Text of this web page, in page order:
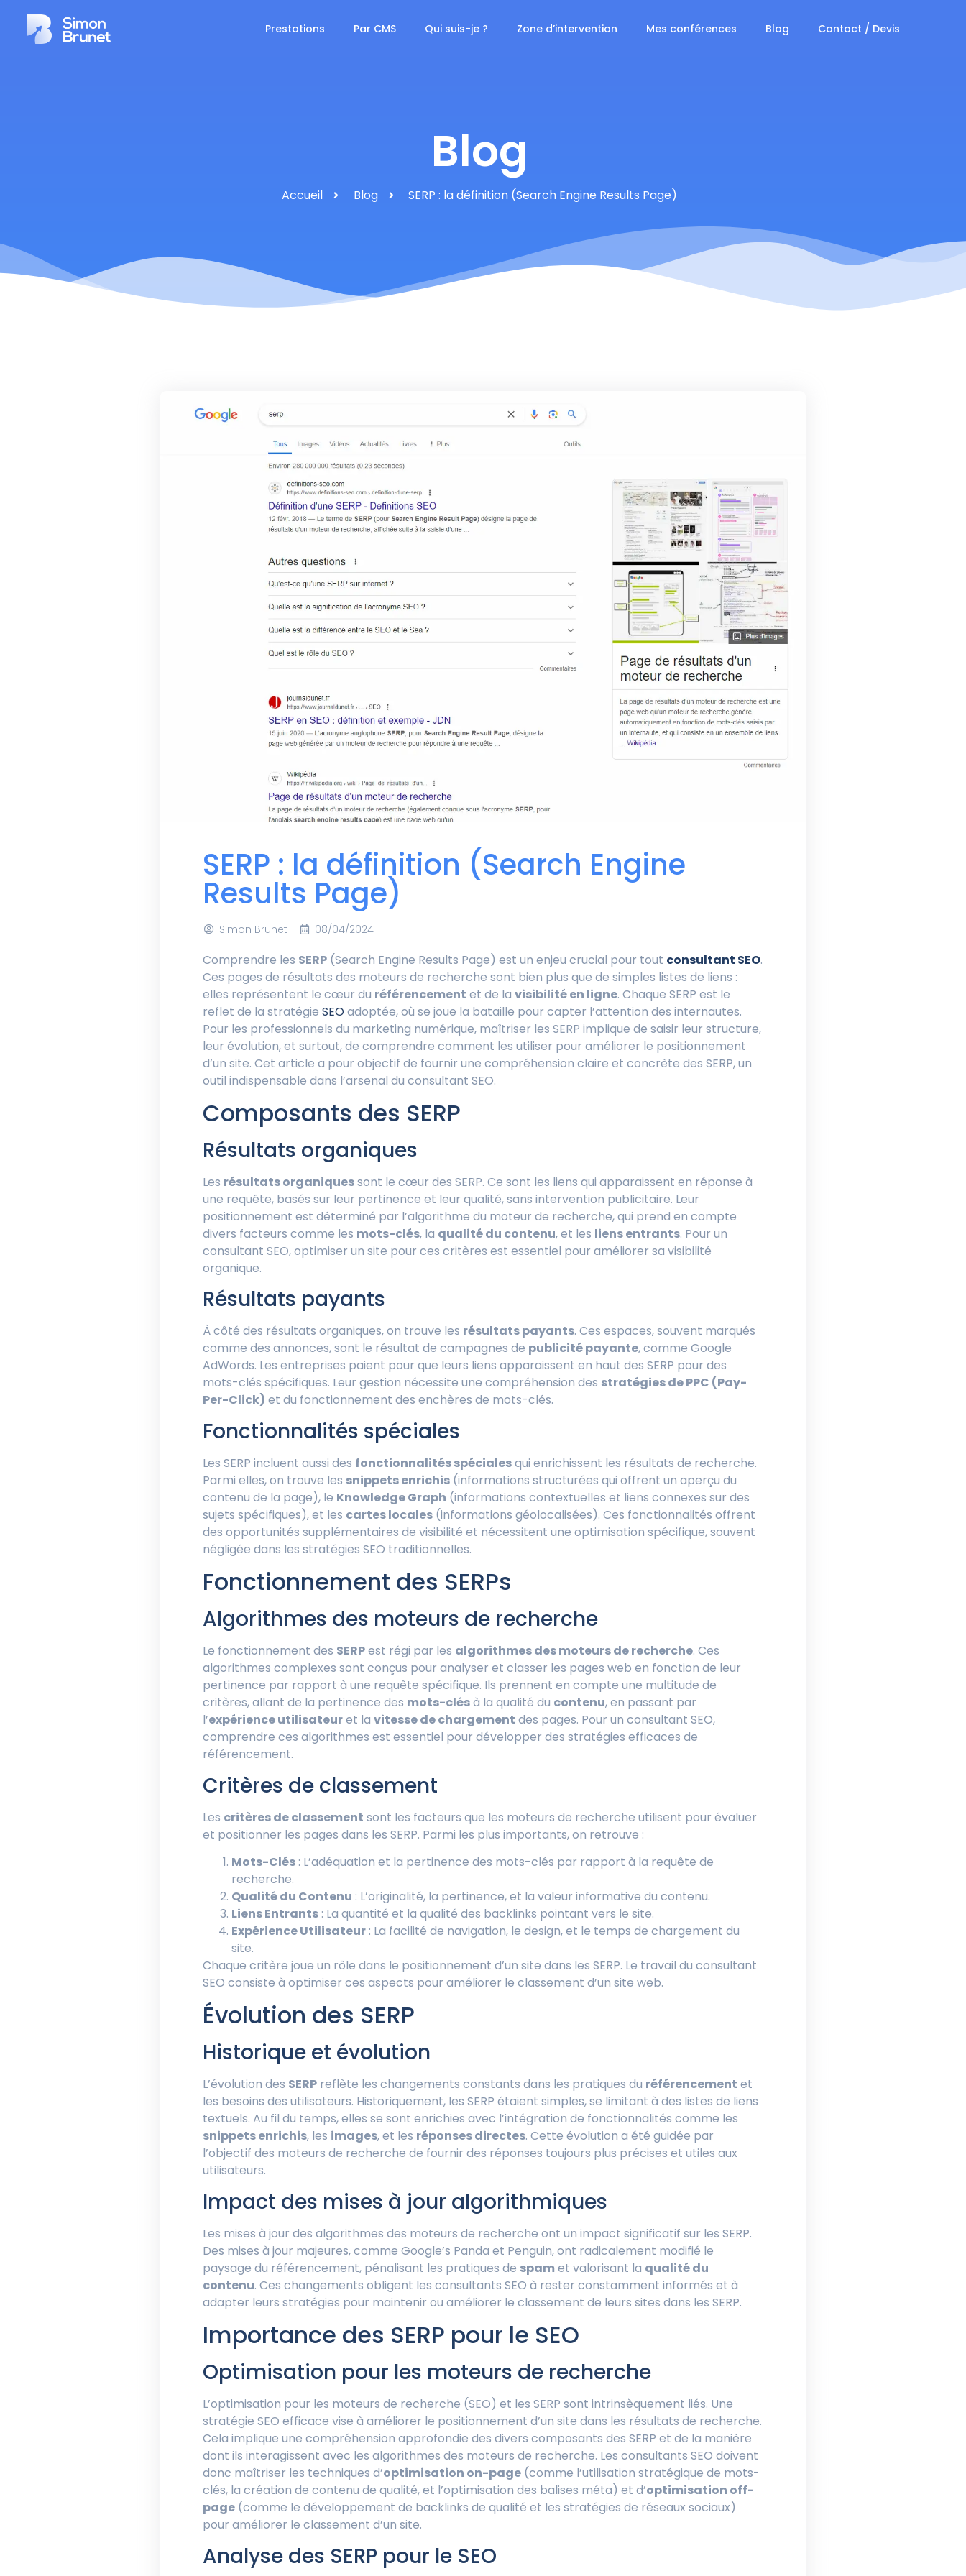
Prestations Par CMS Qui suis-je ? Zone d’intervention Mes conférences Blog Contact / Devis
Blog
Accueil Blog SERP : la définition (Search Engine Results Page)
SERP : la définition (Search Engine
Results Page)
Simon Brunet 08/04/2024
Comprendre les SERP (Search Engine Results Page) est un enjeu crucial pour tout consultant SEO.
Ces pages de résultats des moteurs de recherche sont bien plus que de simples listes de liens :
elles représentent le cœur du référencement et de la visibilité en ligne. Chaque SERP est le
reflet de la stratégie SEOadoptée, où se joue la bataille pour capter l’attention des internautes.
Pour les professionnels du marketing numérique, maîtriser les SERP implique de saisir leur structure,
leur évolution, et surtout, de comprendre comment les utiliser pour améliorer le positionnement
d’un site. Cet article a pour objectif de fournir une compréhension claire et concrète des SERP, un
outil indispensable dans l’arsenal du consultant SEO.
Composants des SERP
Résultats organiques
Les résultats organiquessont le cœur des SERP. Ce sont les liens qui apparaissent en réponse à
une requête, basés sur leur pertinence et leur qualité, sans intervention publicitaire. Leur
positionnement est déterminé par l’algorithme du moteur de recherche, qui prend en compte
divers facteurs comme les mots-clés, la qualité du contenu, et les liens entrants. Pour un
consultant SEO, optimiser un site pour ces critères est essentiel pour améliorer sa visibilité
organique.
Résultats payants
À côté des résultats organiques, on trouve les résultats payants. Ces espaces, souvent marqués
comme des annonces, sont le résultat de campagnes de publicité payante, comme Google
AdWords. Les entreprises paient pour que leurs liens apparaissent en haut des SERP pour des
mots-clés spécifiques. Leur gestion nécessite une compréhension des stratégies de PPC (Pay-
Per-Click) et du fonctionnement des enchères de mots-clés.
Fonctionnalités spéciales
Les SERP incluent aussi des fonctionnalités spécialesqui enrichissent les résultats de recherche.
Parmi elles, on trouve les snippets enrichis (informations structurées qui offrent un aperçu du
contenu de la page), le Knowledge Graph (informations contextuelles et liens connexes sur des
sujets spécifiques), et les cartes locales (informations géolocalisées). Ces fonctionnalités offrent
des opportunités supplémentaires de visibilité et nécessitent une optimisation spécifique, souvent
négligée dans les stratégies SEO traditionnelles.
Fonctionnement des SERPs
Algorithmes des moteurs de recherche
Le fonctionnement des SERPest régi par les algorithmes des moteurs de recherche. Ces
algorithmes complexes sont conçus pour analyser et classer les pages web en fonction de leur
pertinence par rapport à une requête spécifique. Ils prennent en compte une multitude de
critères, allant de la pertinence des mots-clésà la qualité du contenu, en passant par
l’expérience utilisateuret la vitesse de chargement des pages. Pour un consultant SEO,
comprendre ces algorithmes est essentiel pour développer des stratégies efficaces de
référencement.
Critères de classement
Les critères de classement sont les facteurs que les moteurs de recherche utilisent pour évaluer
et positionner les pages dans les SERP. Parmi les plus importants, on retrouve :
Mots-Clés : L’adéquation et la pertinence des mots-clés par rapport à la requête de
recherche.
Qualité du Contenu : L’originalité, la pertinence, et la valeur informative du contenu.
Liens Entrants : La quantité et la qualité des backlinks pointant vers le site.
Expérience Utilisateur : La facilité de navigation, le design, et le temps de chargement du
site.
Chaque critère joue un rôle dans le positionnement d’un site dans les SERP. Le travail du consultant
SEO consiste à optimiser ces aspects pour améliorer le classement d’un site web.
Évolution des SERP
Historique et évolution
L’évolution des SERP reflète les changements constants dans les pratiques du référencement et
les besoins des utilisateurs. Historiquement, les SERP étaient simples, se limitant à des listes de liens
textuels. Au fil du temps, elles se sont enrichies avec l’intégration de fonctionnalités comme les
snippets enrichis, les images, et les réponses directes. Cette évolution a été guidée par
l’objectif des moteurs de recherche de fournir des réponses toujours plus précises et utiles aux
utilisateurs.
Impact des mises à jour algorithmiques
Les mises à jour des algorithmes des moteurs de recherche ont un impact significatif sur les SERP.
Des mises à jour majeures, comme Google’s Panda et Penguin, ont radicalement modifié le
paysage du référencement, pénalisant les pratiques de spamet valorisant la qualité du
contenu. Ces changements obligent les consultants SEO à rester constamment informés et à
adapter leurs stratégies pour maintenir ou améliorer le classement de leurs sites dans les SERP.
Importance des SERP pour le SEO
Optimisation pour les moteurs de recherche
L’optimisation pour les moteurs de recherche (SEO) et les SERP sont intrinsèquement liés. Une
stratégie SEO efficace vise à améliorer le positionnement d’un site dans les résultats de recherche.
Cela implique une compréhension approfondie des divers composants des SERP et de la manière
dont ils interagissent avec les algorithmes des moteurs de recherche. Les consultants SEO doivent
donc maîtriser les techniques d’optimisation on-page (comme l’utilisation stratégique de mots-
clés, la création de contenu de qualité, et l’optimisation des balises méta) et d’optimisation off-
page (comme le développement de backlinks de qualité et les stratégies de réseaux sociaux)
pour améliorer le classement d’un site.
Analyse des SERP pour le SEO